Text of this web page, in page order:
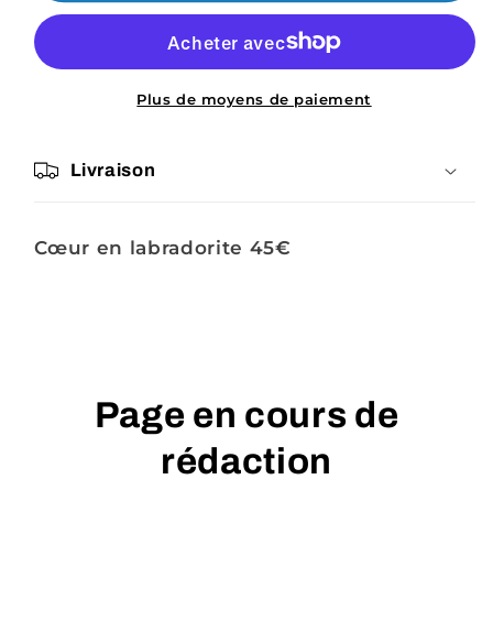
Nathy2ral Nathy2ral
Plus de moyens de paiement
Livraison
Cœur en labradorite 45€
Page en cours de
rédaction